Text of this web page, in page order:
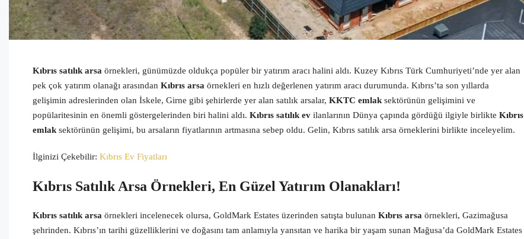
Kıbrıs satılık arsa örnekleri, günümüzde oldukça popüler bir yatırım aracı halini aldı. Kuzey Kıbrıs Türk Cumhuriyeti’nde yer alan
pek çok yatırım olanağı arasından Kıbrıs arsa örnekleri en hızlı değerlenen yatırım aracı durumunda. Kıbrıs’ta son yıllarda
gelişimin adreslerinden olan İskele, Girne gibi şehirlerde yer alan satılık arsalar, KKTC emlak sektörünün gelişimini ve
popülaritesinin en önemli göstergelerinden biri halini aldı. Kıbrıs satılık ev ilanlarının Dünya çapında gördüğü ilgiyle birlikte Kıbrıs
emlak sektörünün gelişimi, bu arsaların fiyatlarının artmasına sebep oldu. Gelin, Kıbrıs satılık arsa örneklerini birlikte inceleyelim.
İlginizi Çekebilir: Kıbrıs Ev Fiyatları
Kıbrıs Satılık Arsa Örnekleri, En Güzel Yatırım Olanakları!
Kıbrıs satılık arsa örnekleri incelenecek olursa, GoldMark Estates üzerinden satışta bulunan Kıbrıs arsa örnekleri, Gazimağusa
şehrinden. Kıbrıs’ın tarihi güzelliklerini ve doğasını tam anlamıyla yansıtan ve harika bir yaşam sunan Mağusa’da GoldMark Estates